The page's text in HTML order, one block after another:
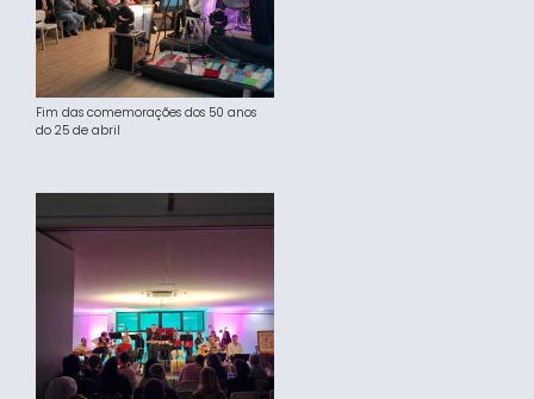
Fim das comemorações dos 50 anos
do 25 de abril